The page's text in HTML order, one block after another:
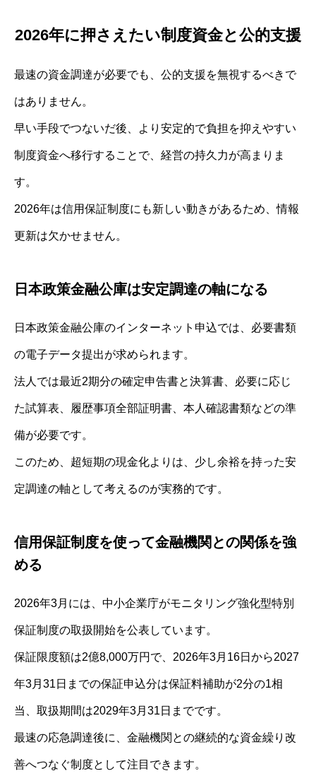
2026年に押さえたい制度資金と公的支援
最速の資金調達が必要でも、公的支援を無視するべきで
はありません。
早い手段でつないだ後、より安定的で負担を抑えやすい
制度資金へ移行することで、経営の持久力が高まりま
す。
2026年は信用保証制度にも新しい動きがあるため、情報
更新は欠かせません。
日本政策金融公庫は安定調達の軸になる
日本政策金融公庫のインターネット申込では、必要書類
の電子データ提出が求められます。
法人では最近2期分の確定申告書と決算書、必要に応じ
た試算表、履歴事項全部証明書、本人確認書類などの準
備が必要です。
このため、超短期の現金化よりは、少し余裕を持った安
定調達の軸として考えるのが実務的です。
信用保証制度を使って金融機関との関係を強
める
2026年3月には、中小企業庁がモニタリング強化型特別
保証制度の取扱開始を公表しています。
保証限度額は2億8,000万円で、2026年3月16日から2027
年3月31日までの保証申込分は保証料補助が2分の1相
当、取扱期間は2029年3月31日までです。
最速の応急調達後に、金融機関との継続的な資金繰り改
善へつなぐ制度として注目できます。